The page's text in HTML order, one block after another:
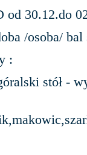
30.12.do
/osoba/
:
stół -